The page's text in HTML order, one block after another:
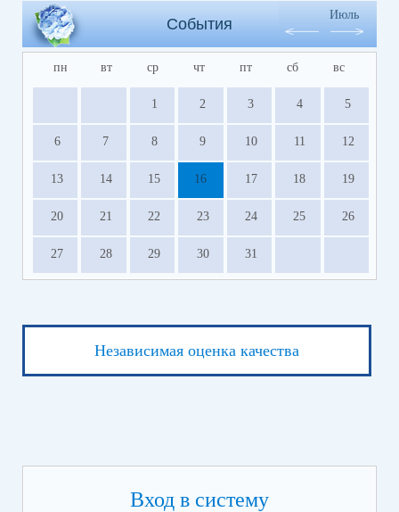
События
Июль
пн вт ср чт пт сб вс
1 2 3 4 5
6 7 8 9 10 11 12
13 14 15 16 17 18 19
20 21 22 23 24 25 26
27 28 29 30 31
Независимая оценка качества
Вход в систему